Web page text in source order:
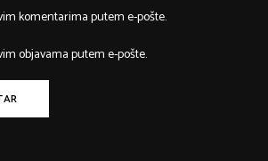
komentarima putem e-pošte.
objavama putem e-pošte.